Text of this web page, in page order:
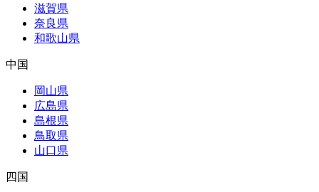
滋賀県
奈良県
和歌山県
中国
岡山県
広島県
島根県
鳥取県
山口県
四国